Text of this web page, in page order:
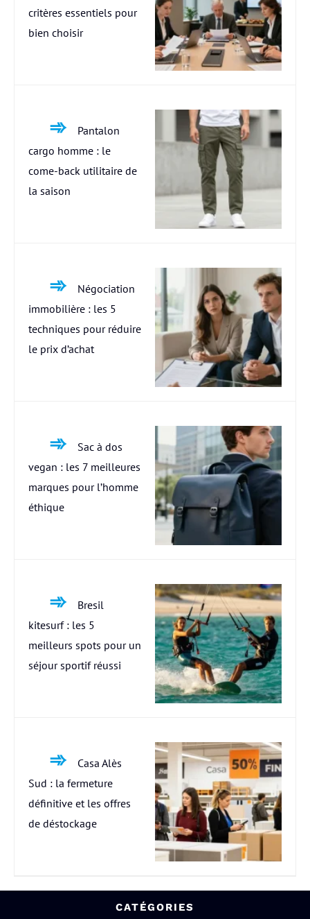
critères essentiels pour
bien choisir
Pantalon
cargo homme : le
come-back utilitaire de
la saison
Négociation
immobilière : les 5
techniques pour réduire
le prix d’achat
Sac à dos
vegan : les 7 meilleures
marques pour l’homme
éthique
Bresil
kitesurf : les 5
meilleurs spots pour un
séjour sportif réussi
Casa Alès
Sud : la fermeture
définitive et les offres
de déstockage
CATÉGORIES